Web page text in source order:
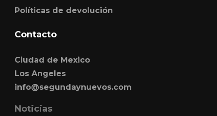
Políticas de devolución
Contacto
Ciudad de Mexico
Los Angeles
info@segundaynuevos.com
Noticias